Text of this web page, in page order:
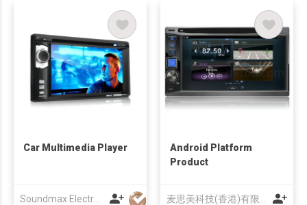
Car Multimedia Player
Soundmax Electronics Ltd
Android Platform
Product